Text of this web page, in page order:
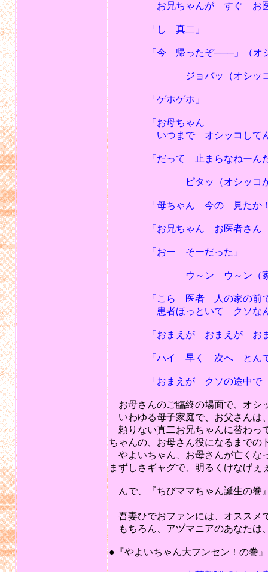
お兄ちゃんが すぐ お医者
「し 真二」
「今 帰ったぞ───」（オシ
ジョバッ（オシッコが寝
「ゲホゲホ」
「お母ちゃん
いつまで オシッコしてん
「だって 止まらなねーんだ
ピタッ（オシッコが止
「母ちゃん 今の 見たか！
「お兄ちゃん お医者さん ど
「おー そーだった」
ウ～ン ウ～ン（家の前で
「こら 医者 人の家の前で
患者ほっといて クソなんか
「おまえが おまえが おま
「ハイ 早く 次へ とん
「おまえが クソの途中で む
お母さんのご臨終の場面で、オシ
いわゆる母子家庭で、お父さんは
頼りない真二お兄ちゃんに替わっ
ちゃんの、お母さん役になるまでの
やよいちゃん、お母さんが亡くな
まずしさギャグで、明るくけなげぇ
んで、『ちびママちゃん誕生の巻
吾妻ひでおファンには、オススメ
もちろん、アヅマニアのあなたは
●『やよいちゃん大フンセン！の巻』